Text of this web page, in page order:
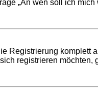
„An wen soll ich
Registrierung komplett
registrieren